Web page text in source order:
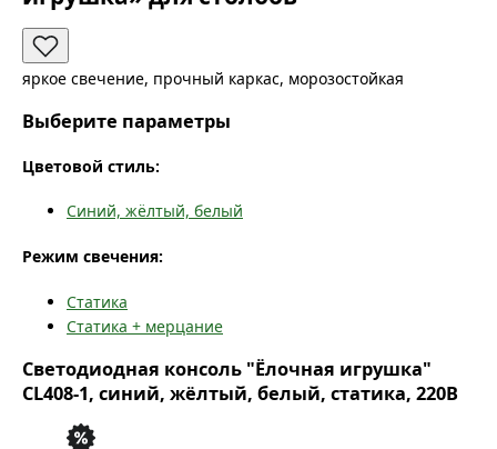
яркое свечение, прочный каркас, морозостойкая
Выберите параметры
Цветовой стиль:
Синий, жёлтый, белый
Режим свечения:
Статика
Статика + мерцание
Светодиодная консоль "Ёлочная игрушка"
CL408-1, синий, жёлтый, белый, статика, 220В